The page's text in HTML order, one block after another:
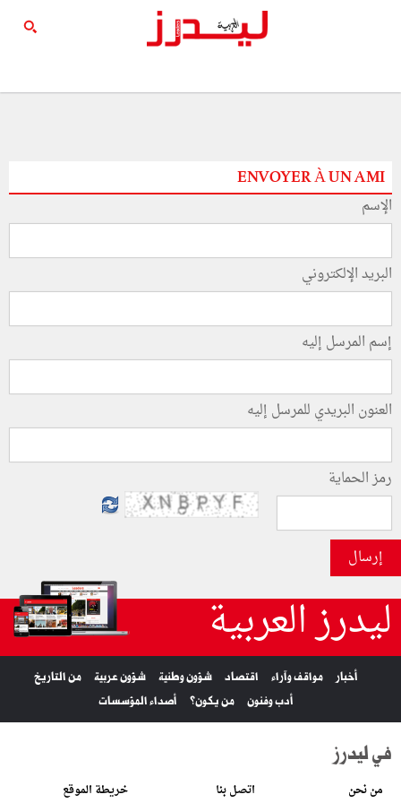
ENVOYER À UN AMI
الإسم
البريد الإلكتروني
إسم المرسل إليه
العنون البريدي للمرسل إليه
رمز الحماية
إرسال
ليدرز العربية
أخبار مواقف وآراء اقتصاد شؤون وطنية شؤون عربية
من التاريخ
أدب وفنون
من يكون؟ أصداء المؤسسات
في ليدرز
من نحن اتصل بنا خريطة الموقع